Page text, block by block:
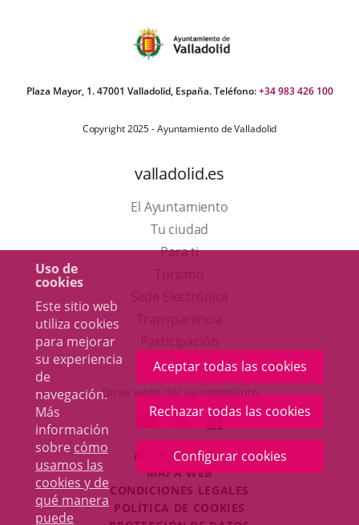
Uso de
cookies
Este sitio web
utiliza cookies
para mejorar
su experiencia
de
navegación.
Más
información
sobre cómo
usamos las
cookies y de
qué manera
puede
Aceptar todas las cookies
Rechazar todas las cookies
Configurar cookies
Plaza Mayor, 1. 47001 Valladolid, España. Teléfono:+34 983 426 100
Copyright 2025 - Ayuntamiento de Valladolid
valladolid.es
El Ayuntamiento
Tu ciudad
Para ti
en
una
ventana
nueva.
aplicación
externa.
Otras webs del ayuntamiento
ENLACE
A
UNA
APLICACIÓN
EXTERNA.
ENLACE
A
UNA
APLICACIÓN
EXTERNA.
ENLACE
A
UNA
EXTERNA.
ACCESIBILIDAD
MAPA WEB
CONDICIONES LEGALES
POLÍTICA DE COOKIES